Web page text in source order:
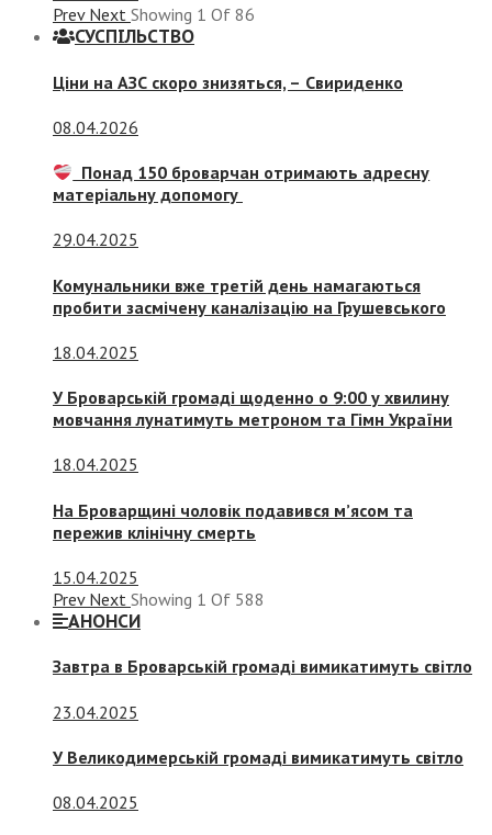
Prev Next Showing 1 Of 86
СУСПIЛЬСТВО
Ціни на АЗС скоро знизяться, – Свириденко
08.04.2026
Понад 150 броварчан отримають адресну
матеріальну допомогу
29.04.2025
Комунальники вже третій день намагаються
пробити засмічену каналізацію на Грушевського
18.04.2025
У Броварській громаді щоденно о 9:00 у хвилину
мовчання лунатимуть метроном та Гімн України
18.04.2025
На Броварщині чоловік подавився м’ясом та
пережив клінічну смерть
15.04.2025
Prev Next Showing 1 Of 588
АНОНСИ
Завтра в Броварській громаді вимикатимуть світло
23.04.2025
У Великодимерській громаді вимикатимуть світло
08.04.2025